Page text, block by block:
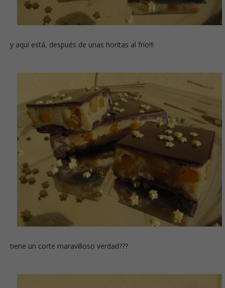
y aquí está, después de unas horitas al frío!!!
tiene un corte maravilloso verdad???